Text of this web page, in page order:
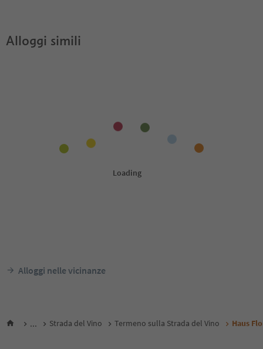
Alloggi simili
Alloggi nelle vicinanze
... Strada del Vino Termeno sulla Strada del Vino Haus